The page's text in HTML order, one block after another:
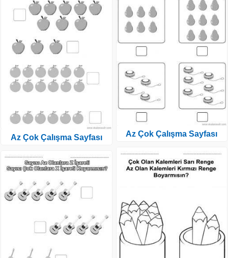
Az Çok Çalışma Sayfası Az Çok Çalışma Sayfası